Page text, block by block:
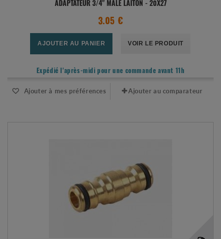
ADAPTATEUR 3/4" MÂLE LAITON - 20X27
3.05 €
AJOUTER AU PANIER VOIR LE PRODUIT
Expédié l'après-midi pour une commande avant 11h
Ajouter à mes préférences Ajouter au comparateur